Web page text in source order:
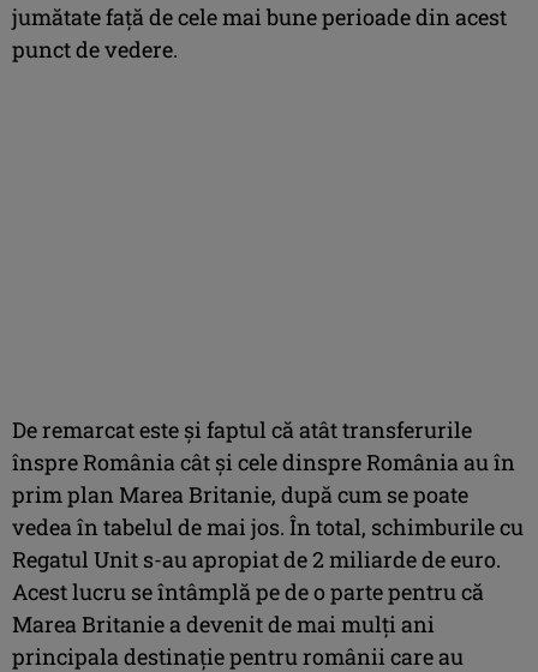
jumătate față de cele mai bune perioade din acest
punct de vedere.
De remarcat este și faptul că atât transferurile
înspre România cât și cele dinspre România au în
prim plan Marea Britanie, după cum se poate
vedea în tabelul de mai jos. În total, schimburile cu
Regatul Unit s-au apropiat de 2 miliarde de euro.
Acest lucru se întâmplă pe de o parte pentru că
Marea Britanie a devenit de mai mulți ani
principala destinație pentru românii care au